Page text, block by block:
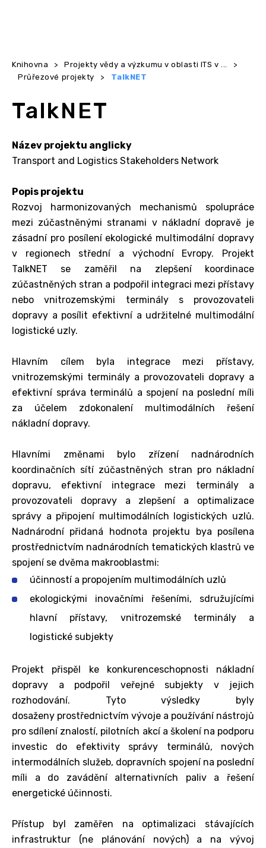
Knihovna > Projekty vědy a výzkumu v oblasti ITS v ...
>
Průřezové projekty
> TalkNET
TalkNET
Název projektu anglicky
Transport and Logistics Stakeholders Network
Popis projektu
Rozvoj harmonizovaných mechanismů spolupráce
mezi zúčastněnými stranami v nákladní dopravě je
zásadní pro posílení ekologické multimodální dopravy
v regionech střední a východní Evropy. Projekt
TalkNET se zaměřil na zlepšení koordinace
zúčastněných stran a podpořil integraci mezi přístavy
nebo vnitrozemskými terminály s provozovateli
dopravy a posílit efektivní a udržitelné multimodální
logistické uzly.
Hlavním cílem byla integrace mezi přístavy,
vnitrozemskými terminály a provozovateli dopravy a
efektivní správa terminálů a spojení na poslední míli
za účelem zdokonalení multimodálních řešení
nákladní dopravy.
Hlavními změnami bylo zřízení nadnárodních
koordinačních sítí zúčastněných stran pro nákladní
dopravu, efektivní integrace mezi terminály a
provozovateli dopravy a zlepšení a optimalizace
správy a připojení multimodálních logistických uzlů.
Nadnárodní přidaná hodnota projektu bya posílena
prostřednictvím nadnárodních tematických klastrů ve
spojení se dvěma makrooblastmi:
účinností a propojením multimodálních uzlů
ekologickými inovačními řešeními, sdružujícími
hlavní přístavy, vnitrozemské terminály a
logistické subjekty
Projekt přispěl ke konkurenceschopnosti nákladní
dopravy a podpořil veřejné subjekty v jejich
rozhodování. Tyto výsledky byly
dosaženy prostřednictvím vývoje a používání nástrojů
pro sdílení znalostí, pilotních akcí a školení na podporu
investic do efektivity správy terminálů, nových
intermodálních služeb, dopravních spojení na poslední
míli a do zavádění alternativních paliv a řešení
energetické účinnosti.
Přístup byl zaměřen na optimalizaci stávajících
infrastruktur (ne plánování nových) a na vývoj